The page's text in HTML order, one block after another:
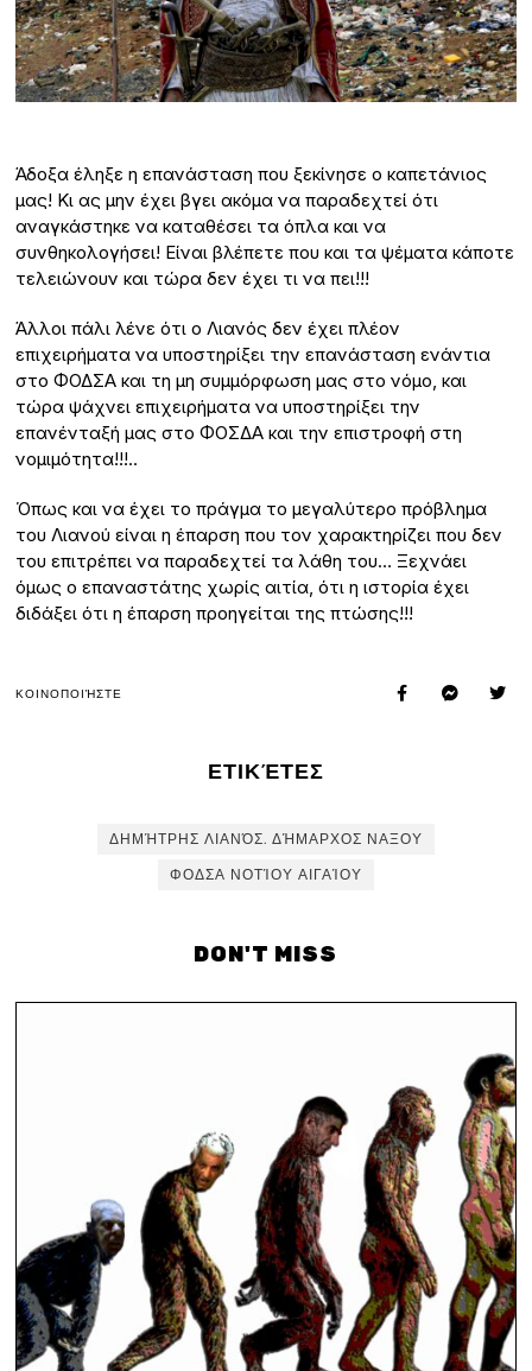
Άδοξα έληξε η επανάσταση που ξεκίνησε ο καπετάνιος
μας! Κι ας μην έχει βγει ακόμα να παραδεχτεί ότι
αναγκάστηκε να καταθέσει τα όπλα και να
συνθηκολογήσει! Είναι βλέπετε που και τα ψέματα κάποτε
τελειώνουν και τώρα δεν έχει τι να πει!!!
Άλλοι πάλι λένε ότι ο Λιανός δεν έχει πλέον
επιχειρήματα να υποστηρίξει την επανάσταση ενάντια
στο ΦΟΔΣΑ και τη μη συμμόρφωση μας στο νόμο, και
τώρα ψάχνει επιχειρήματα να υποστηρίξει την
επανένταξή μας στο ΦΟΣΔΑ και την επιστροφή στη
νομιμότητα!!!..
Όπως και να έχει το πράγμα το μεγαλύτερο πρόβλημα
του Λιανού είναι η έπαρση που τον χαρακτηρίζει που δεν
του επιτρέπει να παραδεχτεί τα λάθη του… Ξεχνάει
όμως ο επαναστάτης χωρίς αιτία, ότι η ιστορία έχει
διδάξει ότι η έπαρση προηγείται της πτώσης!!!
ΚΟΙΝΟΠΟΙΉΣΤΕ
ΕΤΙΚΈΤΕΣ
ΔΗΜΉΤΡΗΣ ΛΙΑΝΌΣ. ΔΉΜΑΡΧΟΣ ΝΑΞΟΥ
ΦΟΔΣΑ ΝΟΤΊΟΥ ΑΙΓΑΊΟΥ
DON'T MISS